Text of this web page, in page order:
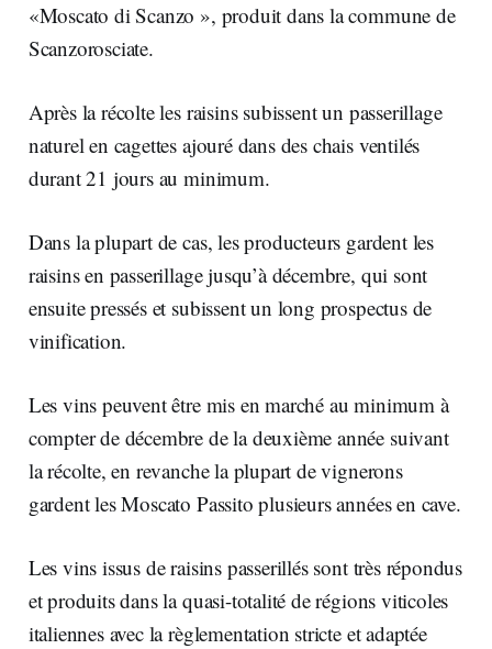
«Moscato di Scanzo », produit dans la commune de
Scanzorosciate.
Après la récolte les raisins subissent un passerillage
naturel en cagettes ajouré dans des chais ventilés
durant 21 jours au minimum.
Dans la plupart de cas, les producteurs gardent les
raisins en passerillage jusqu’à décembre, qui sont
ensuite pressés et subissent un long prospectus de
vinification.
Les vins peuvent être mis en marché au minimum à
compter de décembre de la deuxième année suivant
la récolte, en revanche la plupart de vignerons
gardent les Moscato Passito plusieurs années en cave.
Les vins issus de raisins passerillés sont très répondus
et produits dans la quasi-totalité de régions viticoles
italiennes avec la règlementation stricte et adaptée